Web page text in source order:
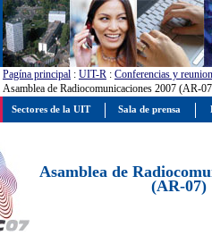
Pagína principal : UIT-R : Conferencias y
Asamblea de Radiocomunicaciones 2007 (AR-
Asamblea de
(AR-07)
Sectores de la UIT Sala de prensa